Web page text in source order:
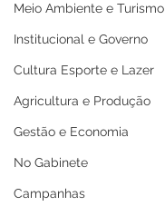
Meio Ambiente e Turismo
Institucional e Governo
Cultura Esporte e Lazer
Agricultura e Produção
Gestão e Economia
No Gabinete
Campanhas